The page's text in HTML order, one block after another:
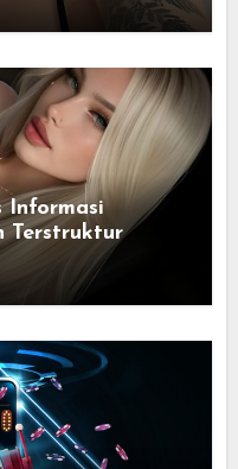
Informasi
Terstruktur